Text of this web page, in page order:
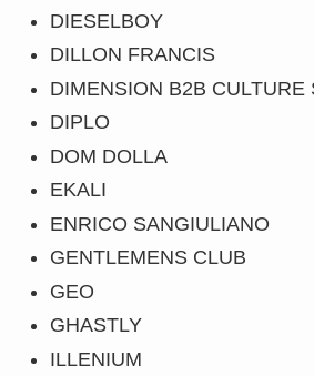
DIESELBOY
DILLON FRANCIS
DIMENSION B2B CULTURE
DIPLO
DOM DOLLA
EKALI
ENRICO SANGIULIANO
GENTLEMENS CLUB
GEO
GHASTLY
ILLENIUM